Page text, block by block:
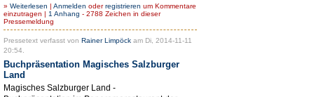
» Weiterlesen | Anmelden oderregistrieren um Kommentare
einzutragen | 1 Anhang - 2788 Zeichen in dieser
Pressemeldung
Pressetext verfasst von Rainer Limpöck am Di, 2014-11-11
20:54.
Buchpräsentation Magisches Salzburger
Land
Magisches Salzburger Land -